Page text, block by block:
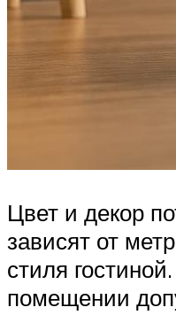
Цвет и декор
зависят от
стиля
помещении